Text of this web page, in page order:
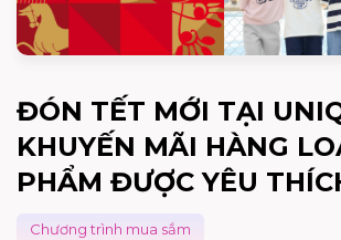
ĐÓN TẾT MỚI TẠI
KHUYẾN MÃI HÀNG
PHẨM ĐƯỢC YÊU
Chương trình mua sắm